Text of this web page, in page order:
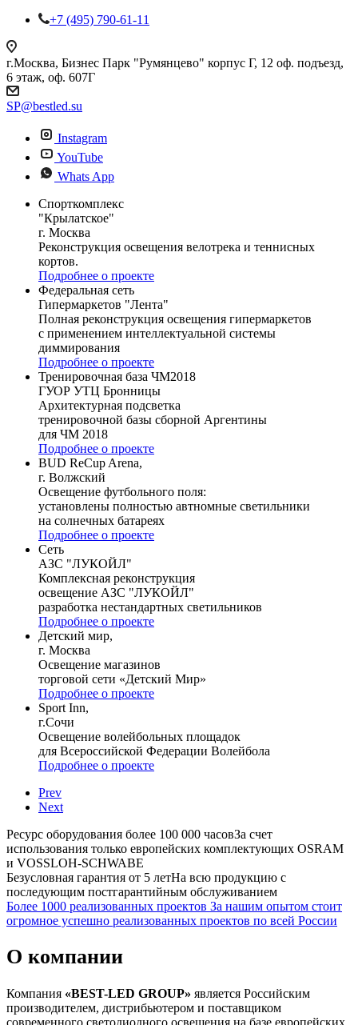
+7 (495) 790-61-11
г.Москва, Бизнес Парк "Румянцево" корпус Г, 12 оф. подъезд,
6 этаж, оф. 607Г
SP@bestled.su
Instagram
YouTube
Whats App
Спорткомплекс
"Крылатское"
г. Москва
Реконструкция освещения велотрека и теннисных
кортов.
Подробнее о проекте
Федеральная сеть
Гипермаркетов "Лента"
Полная реконструкция освещения гипермаркетов
с применением интеллектуальной системы
диммирования
Подробнее о проекте
Тренировочная база ЧМ2018
ГУОР УТЦ Бронницы
Архитектурная подсветка
тренировочной базы сборной Аргентины
для ЧМ 2018
Подробнее о проекте
BUD ReCup Arena,
г. Волжский
Освещение футбольного поля:
установлены полностью автномные светильники
на солнечных батареях
Подробнее о проекте
Сеть
АЗС "ЛУКОЙЛ"
Комплексная реконструкция
освещение АЗС "ЛУКОЙЛ"
разработка нестандартных светильников
Подробнее о проекте
Детский мир,
г. Москва
Освещение магазинов
торговой сети «Детский Мир»
Подробнее о проекте
Sport Inn,
г.Сочи
Освещение волейбольных площадок
для Всероссийской Федерации Волейбола
Подробнее о проекте
Prev
Next
Ресурс оборудования более 100 000 часовЗа счет
использования только европейских комплектующих OSRAM
и VOSSLOH-SCHWABE
Безусловная гарантия от 5 летНа всю продукцию с
последующим постгарантийным обслуживанием
Более 1000 реализованных проектов За нашим опытом стоит
огромное успешно реализованных проектов по всей России
О компании
Компания «BEST-LED GROUP» является Российским
производителем, дистрибьютером и поставщиком
современного светодиодного освещения на базе европейских